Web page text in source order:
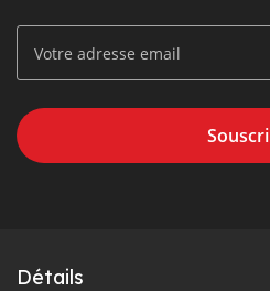
Détails